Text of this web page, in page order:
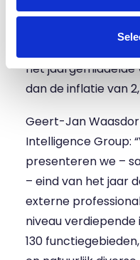
vast personeel
september-cijfers
het jaargemiddelde
dan de inflatie van
Geert-Jan
Intelligence Group:
presenteren we –
– eind van het jaar
externe
niveau
130